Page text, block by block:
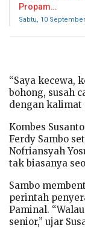
Propam…
Sabtu, 10
“Saya kecewa,
bohong, susah
dengan kalimat
Kombes
Ferdy Sambo
Nofriansyah
tak biasanya
Sambo
perintah
Paminal.
senior,” ujar